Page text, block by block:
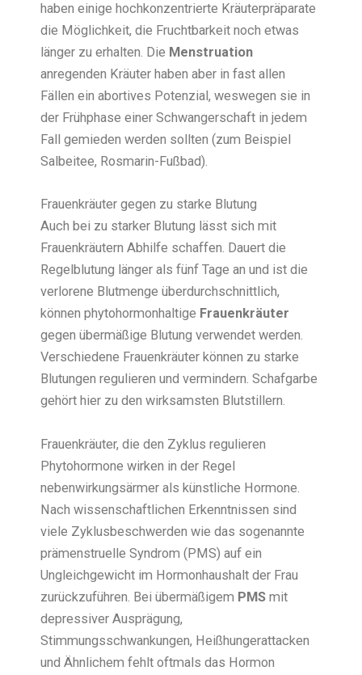
haben einige hochkonzentrierte Kräuterpräparate
die Möglichkeit, die Fruchtbarkeit noch etwas
länger zu erhalten. Die Menstruation
anregenden Kräuter haben aber in fast allen
Fällen ein abortives Potenzial, weswegen sie in
der Frühphase einer Schwangerschaft in jedem
Fall gemieden werden sollten (zum Beispiel
Salbeitee, Rosmarin-Fußbad).
Frauenkräuter gegen zu starke Blutung
Auch bei zu starker Blutung lässt sich mit
Frauenkräutern Abhilfe schaffen. Dauert die
Regelblutung länger als fünf Tage an und ist die
verlorene Blutmenge überdurchschnittlich,
können phytohormonhaltige Frauenkräuter
gegen übermäßige Blutung verwendet werden.
Verschiedene Frauenkräuter können zu starke
Blutungen regulieren und vermindern. Schafgarbe
gehört hier zu den wirksamsten Blutstillern.
Frauenkräuter, die den Zyklus regulieren
Phytohormone wirken in der Regel
nebenwirkungsärmer als künstliche Hormone.
Nach wissenschaftlichen Erkenntnissen sind
viele Zyklusbeschwerden wie das sogenannte
prämenstruelle Syndrom (PMS) auf ein
Ungleichgewicht im Hormonhaushalt der Frau
zurückzuführen. Bei übermäßigem PMS mit
depressiver Ausprägung,
Stimmungsschwankungen, Heißhungerattacken
und Ähnlichem fehlt oftmals das Hormon